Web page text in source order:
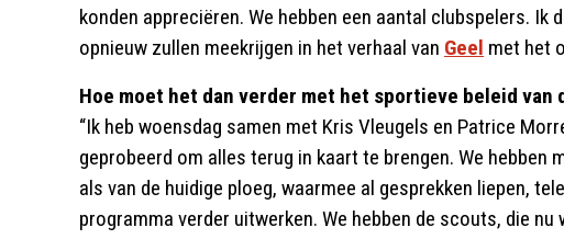
konden appreciëren. We hebben een aantal clubspelers. Ik
opnieuw zullen meekrijgen in het verhaal van Geel met het
Hoe moet het dan verder met het sportieve beleid van
“Ik heb woensdag samen met Kris Vleugels en Patrice
geprobeerd om alles terug in kaart te brengen. We hebben
als van de huidige ploeg, waarmee al gesprekken liepen,
programma verder uitwerken. We hebben de scouts, die